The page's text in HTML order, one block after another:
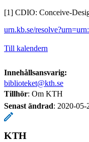
[1] CDIO: Conceive-
urn.kb.se/
Till kalendern
Innehållsansvarig:
biblioteket@kth.se
Tillhör: Om KTH
Senast ändrad: 2020-05-
KTH